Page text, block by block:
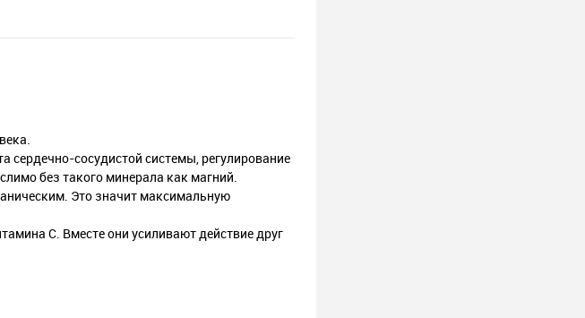
сосудистой системы, регулирование
без такого минерала как магний.
Это значит максимальную
C. Вместе они усиливают действие друг